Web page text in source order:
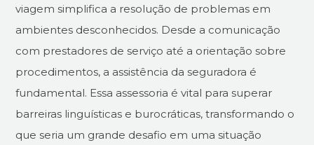
viagem simplifica a resolução de problemas em
ambientes desconhecidos. Desde a comunicação
com prestadores de serviço até a orientação sobre
procedimentos, a assistência da seguradora é
fundamental. Essa assessoria é vital para superar
barreiras linguísticas e burocráticas, transformando o
que seria um grande desafio em uma situação